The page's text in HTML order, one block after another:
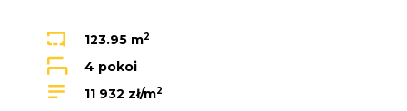
123.95 m2
4 pokoi
11 932 zł/m2